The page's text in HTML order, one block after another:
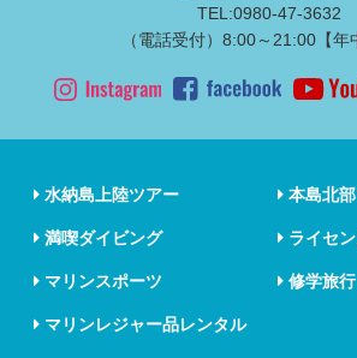
TEL:0980-47-3632
（電話受付）8:00～21:00【年
水納島上陸ツアー 本島北
満喫ダイビング ライセ
マリンスポーツ 修学旅
マリンレジャー品レンタル